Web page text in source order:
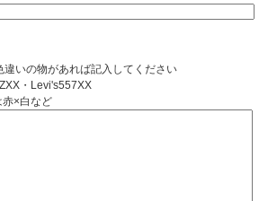
違いの物があれば記入してください
・Levi's557XX
×白など